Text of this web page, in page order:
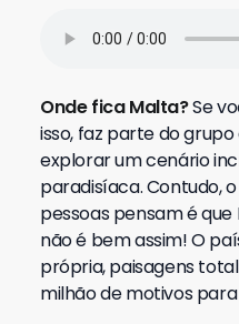
Onde fica Malta?Se
isso, faz parte do
explorar um cenário
paradisíaca. Contudo,
pessoas pensam é
não é bem assim! O
própria, paisagens
milhão de motivos